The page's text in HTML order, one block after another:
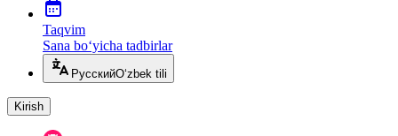
Taqvim
Sana bo‘yicha tadbirlar
РусскийO‘zbek tili
Kirish